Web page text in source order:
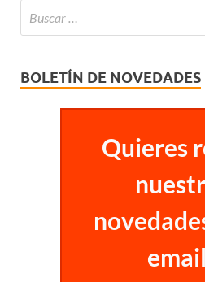
BOLETÍN DE NOVEDADES
Quieres